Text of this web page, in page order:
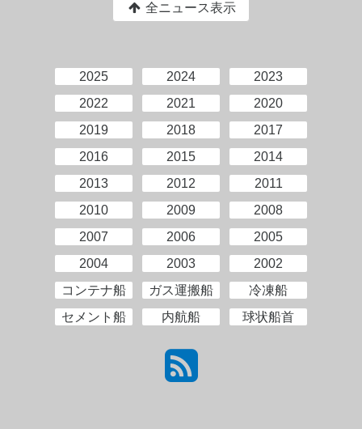
全ニュース表示
2025 2024
2023
2022
2021
2020
2019
2018
2017
2016
2015
2014
2013
2012
2011
2010
2009
2008
2007
2006
2005
2004
2003
2002
コンテナ船
ガス運搬船
冷凍船
セメント船
内航船 球状船首